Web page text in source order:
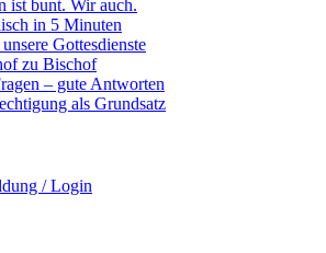
ist bunt. Wir auch.
in 5 Minuten
Gottesdienste
zu Bischof
– gute Antworten
als Grundsatz
/ Login